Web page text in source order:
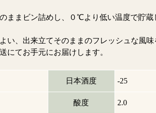
ままビン詰めし、０℃より低い温度で貯蔵
い、出来立てそのままのフレッシュな風味
にてお手元にお届けします。
日本酒度 -25
酸度 2.0